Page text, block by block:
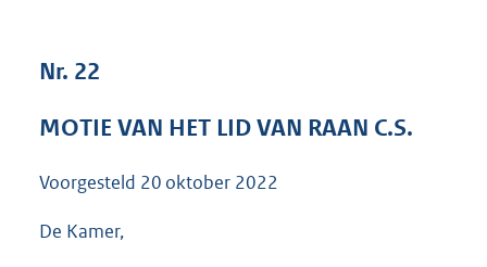
3
Nr. 22
MOTIE VAN HET LID VAN RAAN C.S.
Voorgesteld 20 oktober 2022
De Kamer,